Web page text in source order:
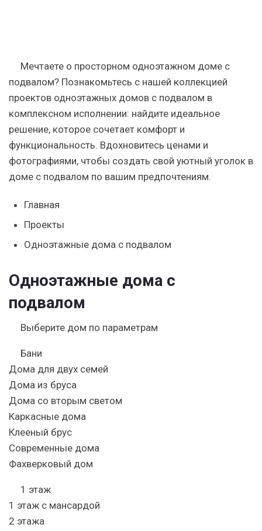
Мечтаете о просторном одноэтажном доме с
подвалом? Познакомьтесь с нашей коллекцией
проектов одноэтажных домов с подвалом в
комплексном исполнении: найдите идеальное
решение, которое сочетает комфорт и
функциональность. Вдохновитесь ценами и
фотографиями, чтобы создать свой уютный уголок в
доме с подвалом по вашим предпочтениям.
Главная
Проекты
Одноэтажные дома с подвалом
Одноэтажные дома с
подвалом
Выберите дом по параметрам
Бани
Дома для двух семей
Дома из бруса
Дома со вторым светом
Каркасные дома
Клееный брус
Современные дома
Фахверковый дом
1 этаж
1 этаж с мансардой
2 этажа